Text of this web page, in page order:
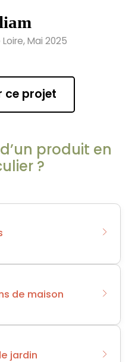
Mai 2025
ce projet
produit en
?
de maison
jardin